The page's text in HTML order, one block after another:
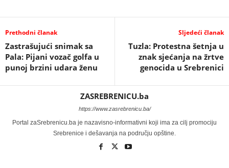
Prethodni članak
Zastrašujući snimak sa
Pala: Pijani vozač golfa u
punoj brzini udara ženu
Sljedeći članak
Tuzla: Protestna šetnja u
znak sjećanja na žrtve
genocida u Srebrenici
ZASREBRENICU.ba
https://www.zasrebrenicu.ba/
Portal zaSrebrenicu.ba je nazavisno-informativni koji ima za cilj promociju
Srebrenice i dešavanja na području opštine.